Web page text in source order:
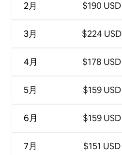
2月
3月
4月
5月
6月
7月
$190 USD
$224 USD
$178 USD
$159 USD
$159 USD
$151 USD